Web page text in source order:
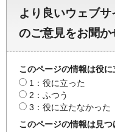
より良いウェブ
のご意見をお聞か
このページの情報は役に
1：役に立った
2：ふつう
3：役に立たなかった
このページの情報は見